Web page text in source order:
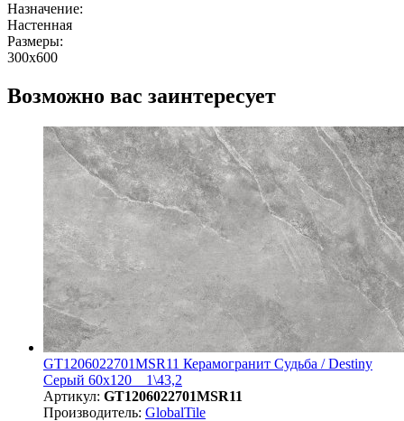
Назначение:
Настенная
Размеры:
300x600
Возможно вас заинтересует
GT1206022701MSR11 Керамогранит Судьба / Destiny
Серый 60x120 _ 1\43,2
Артикул: GT1206022701MSR11
Производитель: GlobalTile